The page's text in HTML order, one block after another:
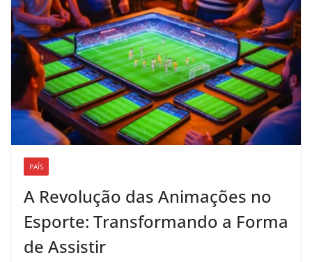
PAÍS
A Revolução das Animações no
Esporte: Transformando a Forma
de Assistir